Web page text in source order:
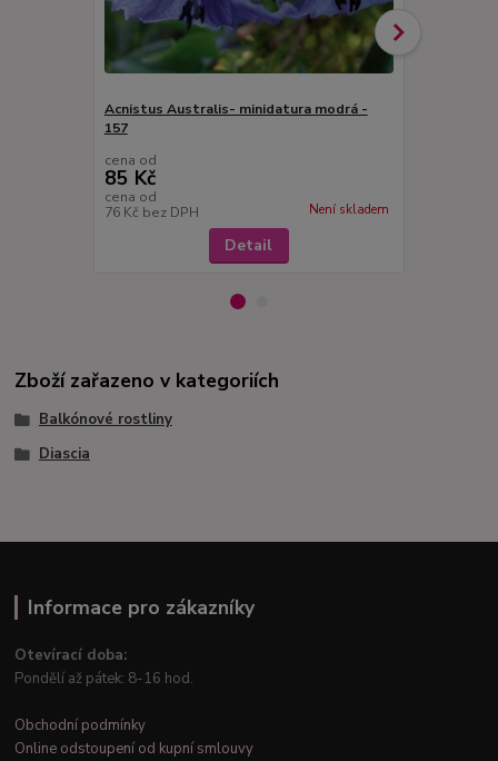
Acnistus Australis- minidatura modrá -
157
cena od
85 Kč
cena od
76 Kč bez DPH Není skladem
Detail
Zboží zařazeno v kategoriích
Balkónové rostliny
Diascia
Informace pro zákazníky
Otevírací doba:
Pondělí až pátek: 8-16 hod.
Obchodní podmínky
Online odstoupení od kupní smlouvy